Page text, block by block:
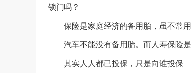
锁门吗？
保险是家庭经济的备用胎，虽不常用
汽车不能没有备用胎。而人寿保险是
其实人人都已投保，只是向谁投保